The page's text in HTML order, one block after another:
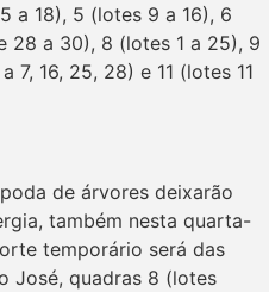
a 18), 5 (lotes 9 a 16), 6
28 a 30), 8 (lotes 1 a 25), 9
7, 16, 25, 28) e 11 (lotes 11
de árvores deixarão
também nesta quarta-
temporário será das
José, quadras 8 (lotes